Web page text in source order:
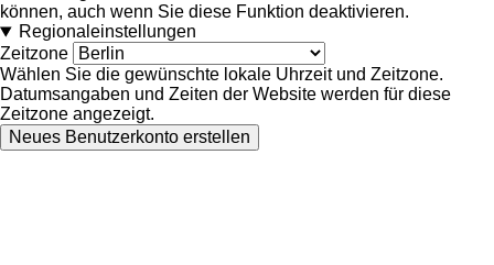
können, auch wenn Sie diese Funktion deaktivieren.
Regionaleinstellungen
Zeitzone
Wählen Sie die gewünschte lokale Uhrzeit und Zeitzone.
Datumsangaben und Zeiten der Website werden für diese
Zeitzone angezeigt.